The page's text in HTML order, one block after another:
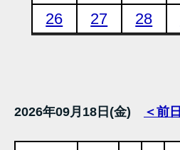
26
27 28
2026年09月18日(金) ＜前日